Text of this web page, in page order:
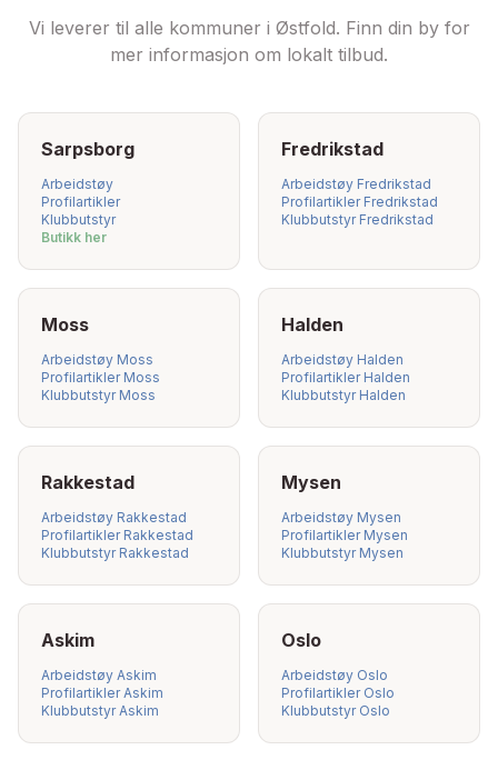
Vi leverer til alle kommuner i Østfold. Finn din by for
mer informasjon om lokalt tilbud.
Sarpsborg
Arbeidstøy
Profilartikler
Klubbutstyr
Butikk her
Fredrikstad
Arbeidstøy Fredrikstad
Profilartikler Fredrikstad
Klubbutstyr Fredrikstad
Moss
Arbeidstøy Moss
Profilartikler Moss
Klubbutstyr Moss
Halden
Arbeidstøy Halden
Profilartikler Halden
Klubbutstyr Halden
Rakkestad
Arbeidstøy Rakkestad
Profilartikler Rakkestad
Klubbutstyr Rakkestad
Mysen
Arbeidstøy Mysen
Profilartikler Mysen
Klubbutstyr Mysen
Askim
Arbeidstøy Askim
ProfilartiklerAskim
KlubbutstyrAskim
Oslo
Arbeidstøy Oslo
Profilartikler Oslo
Klubbutstyr Oslo